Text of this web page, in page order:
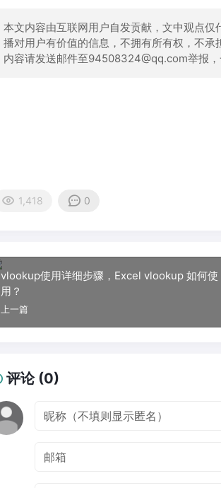
本文内容由互联网用户自发贡献，文中观点
播对用户有价值的信息，不拥有所有权，不
内容请发送邮件至94508324@qq.com举报，
1,418 0
vlookup使用详细步骤，Excel vlookup 如何使
用？
上一篇
评论 (0)